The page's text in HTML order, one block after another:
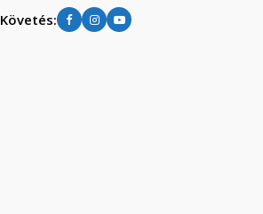
Követés: